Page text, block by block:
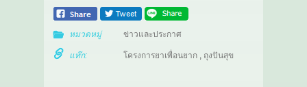
หมวดหมู่ ข่าวและประกาศ
แท๊ก: โครงการยาเพื่อนยาก, ถุงปันสุข